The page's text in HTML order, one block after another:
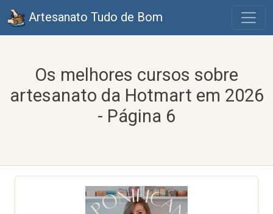
Artesanato Tudo de Bom
Os melhores cursos sobre
artesanato da Hotmart em 2026
- Página 6